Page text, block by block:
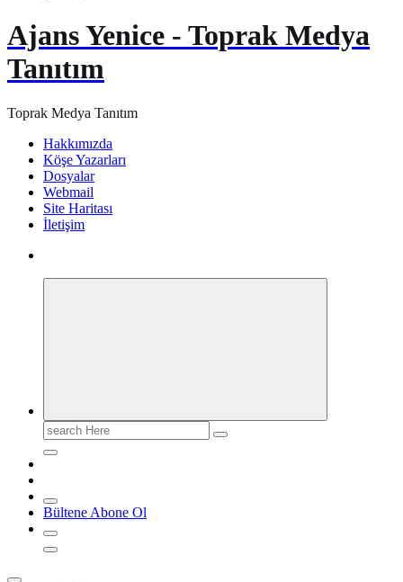
Ajans Yenice - Toprak Medya
Tanıtım
Toprak Medya Tanıtım
Hakkımızda
Köşe Yazarları
Dosyalar
Webmail
Site Haritası
İletişim
Search
for:
Bültene Abone Ol